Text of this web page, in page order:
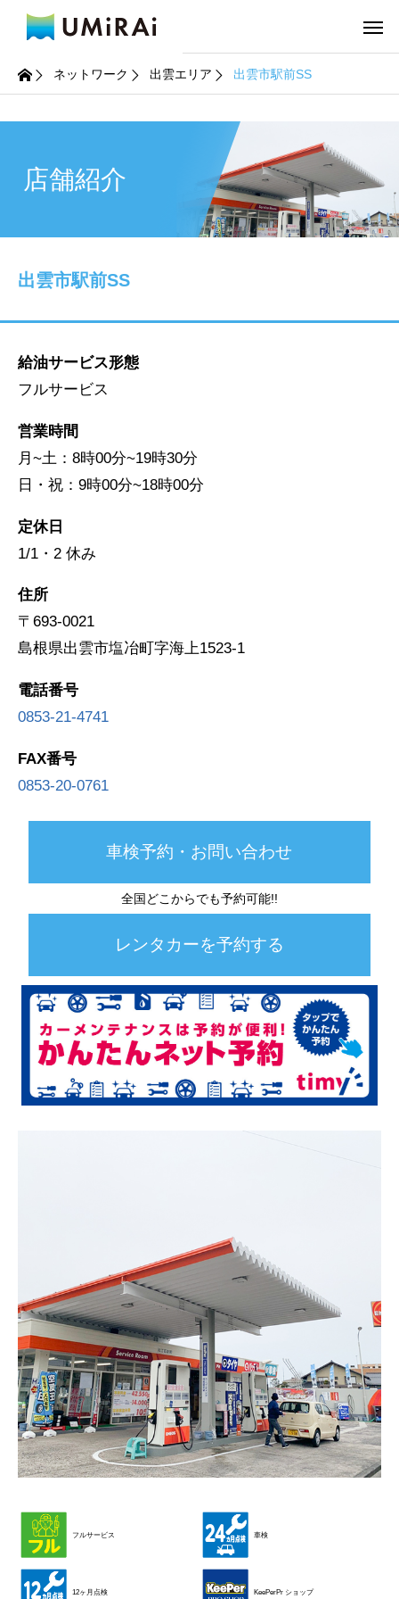
ネットワーク 出雲エリア 出雲市駅前SS
店舗紹介
出雲市駅前SS
給油サービス形態
フルサービス
営業時間
月~土：8時00分~19時30分
日・祝：9時00分~18時00分
定休日
1/1・2 休み
住所
〒693-0021
島根県出雲市塩冶町字海上1523-1
電話番号
0853-21-4741
FAX番号
0853-20-0761
車検予約・お問い合わせ
全国どこからでも予約可能!!
レンタカーを予約する
フルサービス 車検
12ヶ月点検 KeePerPr ショップ